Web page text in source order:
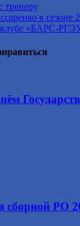
тренеру
в сезоне
клубе «БАРС-
сборной РО